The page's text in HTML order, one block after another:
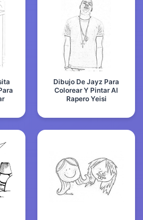
Dibujo De Jayz Para
Colorear Y Pintar Al
Rapero Yeisi